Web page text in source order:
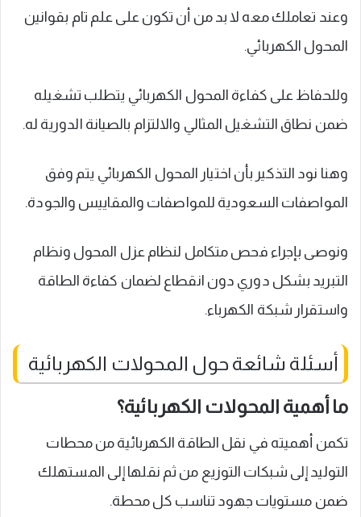
وعند تعاملك معه لا بد من أن تكون على علم تام بقوانين
المحول الكهربائي.
وللحفاظ على كفاءة المحول الكهربائي يتطلب تشغيله
ضمن نطاق التشغيل المثالي والالتزام بالصيانة الدورية له.
وهنا نود التذكير بأن اختيار المحول الكهربائي يتم وفق
المواصفات السعودية للمواصفات والمقاييس والجودة.
ونوصى بإجراء فحص متكامل لنظام عزل المحول ونظام
التبريد بشكل دوري دون انقطاع لضمان كفاءة الطاقة
واستقرار شبكة الكهرباء.
أسئلة شائعة حول المحولات الكهربائية
ما أهمية المحولات الكهربائية؟
تكمن أهميته في نقل الطاقة الكهربائية من محطات
التوليد إلى شبكات التوزيع من ثم نقلها إلى المستهلك
ضمن مستويات جهود تناسب كل محطة.